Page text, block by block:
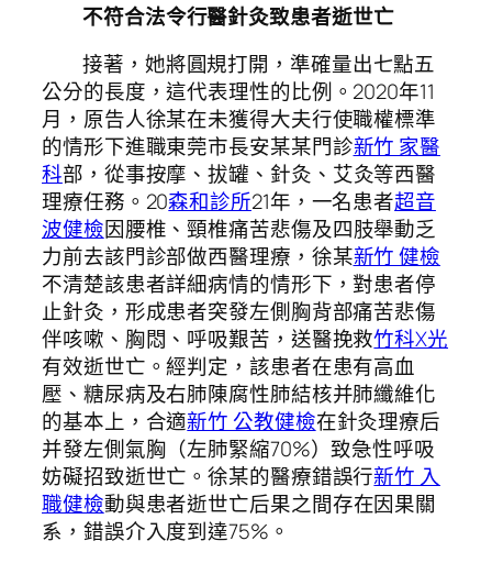
不符合法令行醫針灸致患者逝世亡
接著，她將圓規打開，準確量出七點五
公分的長度，這代表理性的比例。2020年11
月，原告人徐某在未獲得大夫行使職權標準
的情形下進職東莞市長安某某門診新竹 家醫
科部，從事按摩、拔罐、針灸、艾灸等西醫
理療任務。20森和診所21年，一名患者超音
波健檢因腰椎、頸椎痛苦悲傷及四肢舉動乏
力前去該門診部做西醫理療，徐某新竹 健檢
不清楚該患者詳細病情的情形下，對患者停
止針灸，形成患者突發左側胸背部痛苦悲傷
伴咳嗽、胸悶、呼吸艱苦，送醫挽救竹科X光
有效逝世亡。經判定，該患者在患有高血
壓、糖尿病及右肺陳腐性肺結核并肺纖維化
的基本上，合適新竹 公教健檢在針灸理療后
并發左側氣胸（左肺緊縮70%）致急性呼吸
妨礙招致逝世亡。徐某的醫療錯誤行新竹 入
職健檢動與患者逝世亡后果之間存在因果關
系，錯誤介入度到達75%。